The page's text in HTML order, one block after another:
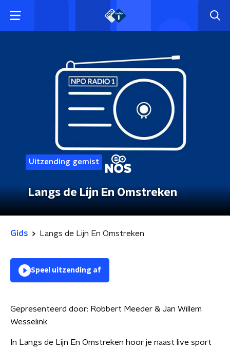
Uitzending gemist
Langs de Lijn En Omstreken
Gids Langs de Lijn En Omstreken
Speel uitzending af
Gepresenteerd door: Robbert Meeder & Jan Willem
Wesselink
In Langs de Lijn En Omstreken hoor je naast live sport